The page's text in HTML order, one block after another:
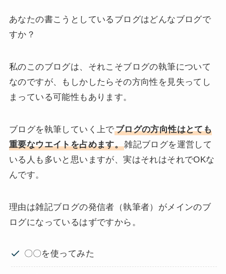
あなたの書こうとしているブログはどんなブログで
すか？
私のこのブログは、それこそブログの執筆について
なのですが、もしかしたらその方向性を見失ってし
まっている可能性もあります。
ブログを執筆していく上でブログの方向性はとても
重要なウエイトを占めます。雑記ブログを運営して
いる人も多いと思いますが、実はそれはそれでOKな
んです。
理由は雑記ブログの発信者（執筆者）がメインのブ
ログになっているはずですから。
〇〇を使ってみた